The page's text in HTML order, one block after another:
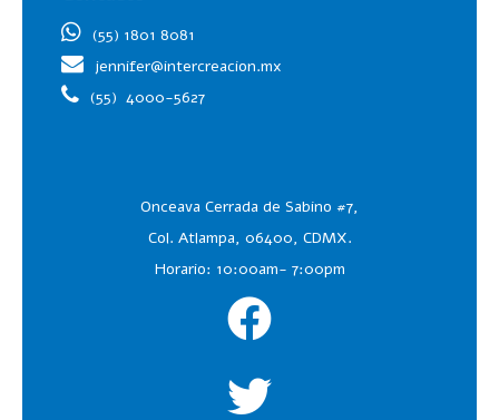
(55) 1801 8081
jennifer@intercreacion.mx
(55) 4000-5627
Onceava Cerrada de Sabino #7,
Col. Atlampa, 06400, CDMX.
Horario: 10:00am- 7:00pm